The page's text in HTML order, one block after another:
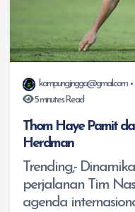
kampungjingga@gmail.com
5 minutes Read
Thom Haye Pamit
Herdman
Trending,-
perjalanan Tim
agenda